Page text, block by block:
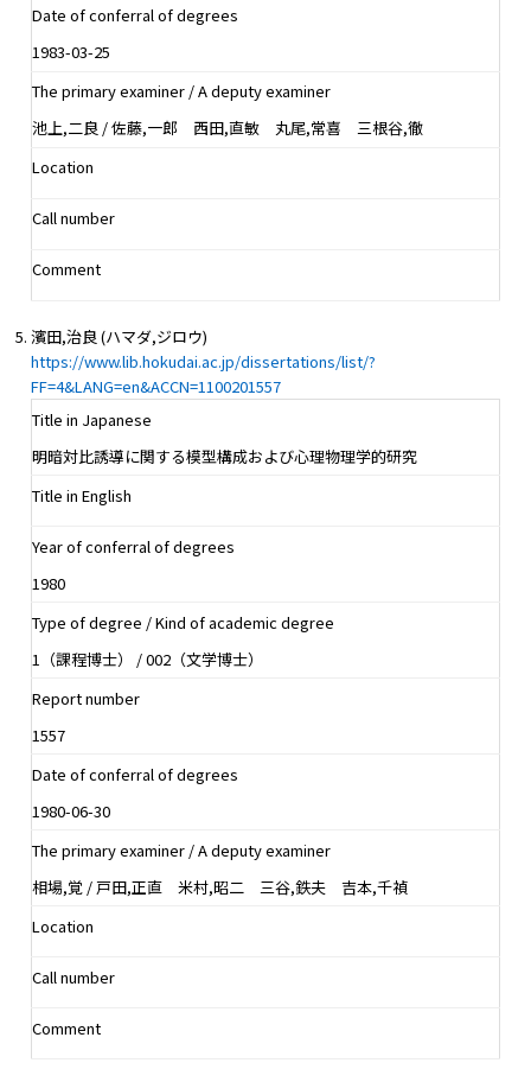
Date of conferral of degrees
1983-03-25
The primary examiner / A deputy examiner
池上,二良 / 佐藤,一郎 西田,直敏 丸尾,常喜 三根谷,徹
Location
Call number
Comment
濱田,治良 (ハマダ,ジロウ)
https://www.lib.hokudai.ac.jp/dissertations/list/?
FF=4&LANG=en&ACCN=1100201557
Title in Japanese
明暗対比誘導に関する模型構成および心理物理学的研究
Title in English
Year of conferral of degrees
1980
Type of degree / Kind of academic degree
1（課程博士） / 002（文学博士）
Report number
1557
Date of conferral of degrees
1980-06-30
The primary examiner / A deputy examiner
相場,覚 / 戸田,正直 米村,昭二 三谷,鉄夫 吉本,千禎
Location
Call number
Comment